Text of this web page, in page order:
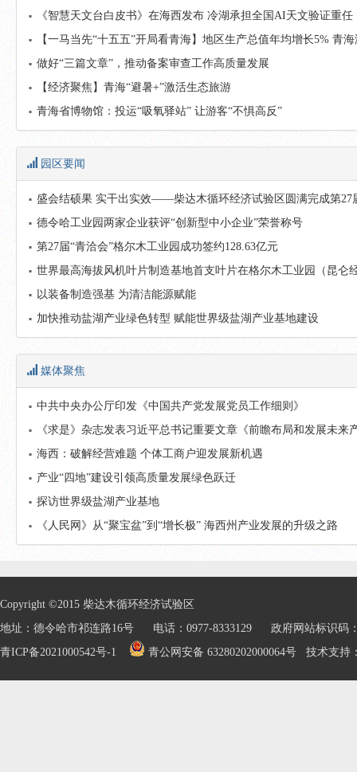
《智慧天文台白皮书》在海西发布 冷湖承担全国AI天文验证重任
【一马当先“十五五”开局看青海】地区生产总值年均增长5% 青
做好“三篇文章”，推动备案审查工作高质量发展
【经济聚焦】青海“避暑+”激活生态旅游
青海省博物馆：投运“吸氧驿站” 让游客“不惧高反”
园区要闻
盛会结硕果 实干出实效——柴达木循环经济试验区圆满完成第27
德令哈工业园两家企业获评“创新型中小企业”荣誉称号
第27届“青洽会”格尔木工业园成功签约128.63亿元
世界最高海拔风机叶片制造基地首支叶片在格尔木工业园（昆仑
以装备制造强基 为清洁能源赋能
加快推动盐湖产业绿色转型 赋能世界级盐湖产业基地建设
媒体聚焦
中共中央办公厅印发《中国共产党发展党员工作细则》
《求是》杂志发表习近平总书记重要文章《前瞻布局和发展未来
海西：破解经营难题 个体工商户迎发展新机遇
产业“四地”建设引领高质量发展绿色跃迁
探访世界级盐湖产业基地
《人民网》从“聚宝盆”到“增长极” 海西州产业发展的升级之路
Copyright ©2015 柴达木循环经济试验区
地址：德令哈市祁连路16号 电话：0977-8333129 政府网站标识码：
青ICP备2021000542号-1
青公网安备 63280202000064号 技术支持